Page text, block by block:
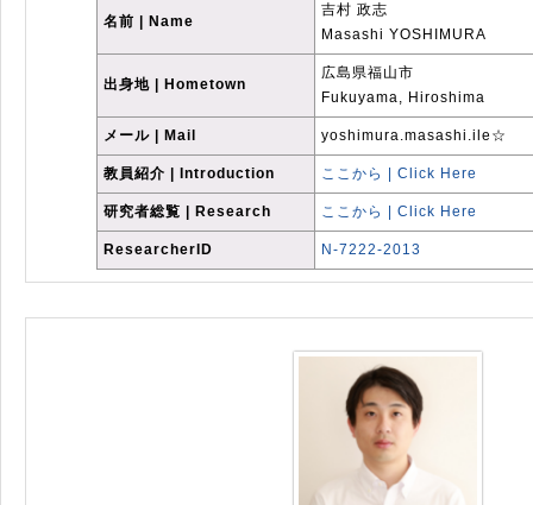
名前 | Name
吉村 政志
Masashi YOSHIMURA
出身地 | Hometown
広島県福山市
Fukuyama, Hiroshima
メール | Mail yoshimura.masashi.ile☆
教員紹介 | Introduction ここから | Click Here
研究者総覧 | Research ここから | Click Here
ResearcherID N-7222-2013